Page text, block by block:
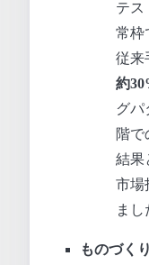
テス
常枠
従来
約
グパ
階で
結果
市場
まし
ものづく